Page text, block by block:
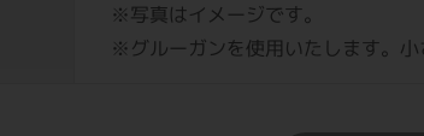
※写真はイメージです。
※グルーガンを使用いたします。小